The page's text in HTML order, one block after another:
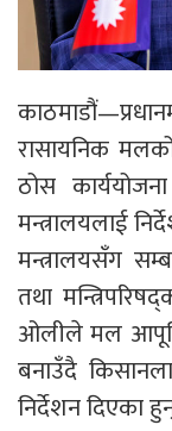
रासायनिक
ठोस
मन्त्रालयलाई
मन्त्रालयसँग
तथा
ओलीले मल
बनाउँदै
निर्देशन दिएका